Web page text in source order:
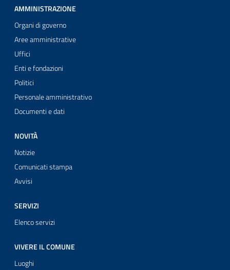
AMMINISTRAZIONE
Organi di governo
Aree amministrative
Uffici
Enti e fondazioni
Politici
Personale amministrativo
Documenti e dati
NOVITÀ
Notizie
Comunicati stampa
Avvisi
SERVIZI
Elenco servizi
VIVERE IL COMUNE
Luoghi